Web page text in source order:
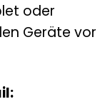
oder
Geräte vor